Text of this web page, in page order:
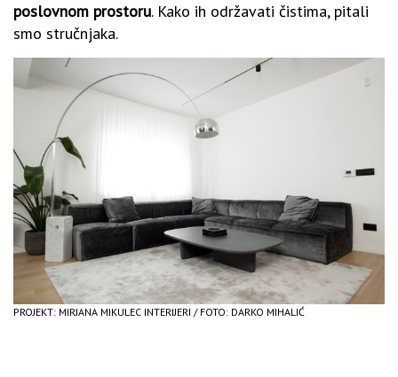
poslovnom prostoru. Kako ih održavati čistima, pitali
smo stručnjaka.
PROJEKT: MIRJANA MIKULEC INTERIJERI / FOTO: DARKO MIHALIĆ